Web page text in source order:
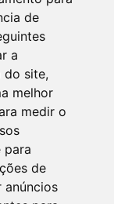
de
a
do site,
melhor
medir o
para
de
anúncios